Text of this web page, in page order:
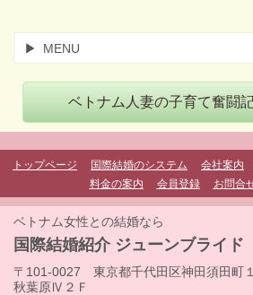
MENU
ベトナム人妻の子育て奮闘
トップページ 国際結婚のシステム 会社案内
料金の案内
会員登録 お問合
ベトナム女性との結婚なら
国際結婚紹介 ジューンブライド
〒101-0027 東京都千代田区神田須田町
秋葉原Ⅳ２Ｆ